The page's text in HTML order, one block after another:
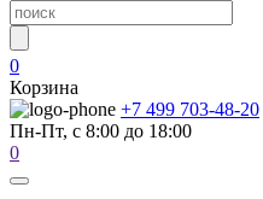
0
Корзина
+7 499 703-48-20
Пн-Пт, с 8:00 до 18:00
0